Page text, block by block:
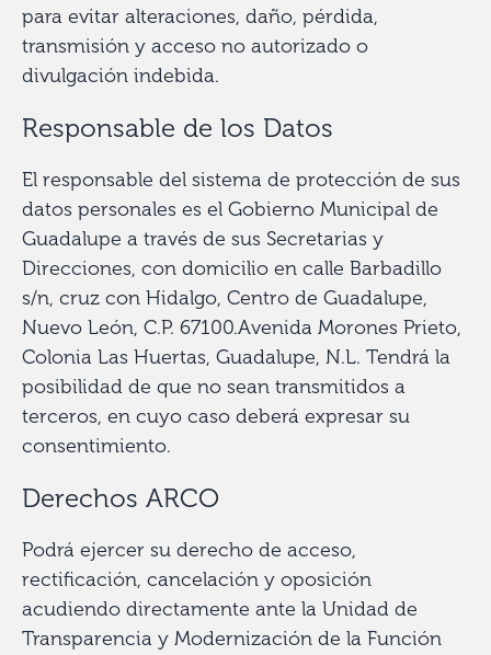
para evitar alteraciones, daño, pérdida,
transmisión y acceso no autorizado o
divulgación indebida.
Responsable de los Datos
El responsable del sistema de protección de sus
datos personales es el Gobierno Municipal de
Guadalupe a través de sus Secretarias y
Direcciones, con domicilio en calle Barbadillo
s/n, cruz con Hidalgo, Centro de Guadalupe,
Nuevo León, C.P. 67100.Avenida Morones Prieto,
Colonia Las Huertas, Guadalupe, N.L. Tendrá la
posibilidad de que no sean transmitidos a
terceros, en cuyo caso deberá expresar su
consentimiento.
Derechos ARCO
Podrá ejercer su derecho de acceso,
rectificación, cancelación y oposición
acudiendo directamente ante la Unidad de
Transparencia y Modernización de la Función